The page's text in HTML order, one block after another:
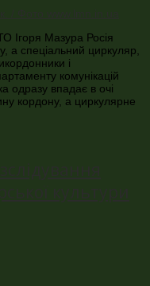
Ігоря Мазура Росія
а спеціальний циркуляр,
і
комунікацій
одразу впадає в очі
кордону, а циркулярне